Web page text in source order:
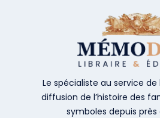
Le spécialiste au service de
diffusion de l’histoire des
symboles depuis près